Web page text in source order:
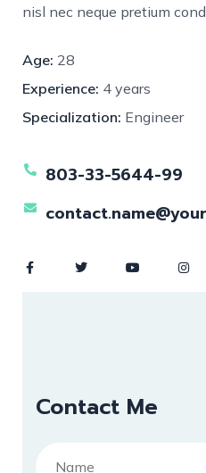
nisl nec neque pretium
Age: 28
Experience: 4 years
Specialization: Engineer
803-33-5644-99
Contact Me